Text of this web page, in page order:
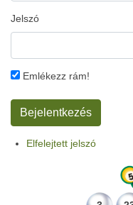
Jelszó
Emlékezz rám!
Elfelejtett jelszó